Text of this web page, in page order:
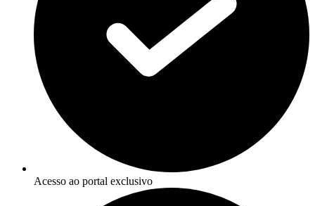
Acesso ao portal exclusivo